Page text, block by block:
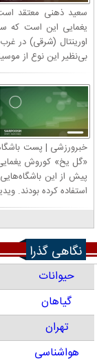
سعید ذهنی معتقد
یغمایی این است که
اورینتال (شرقی) در
بی‌نظیر این نوع از
خبرورزشی | پست
«گل یخ» کوروش
پیش از این
استفاده کرده بودند.
نگاهی گذرا
حیوانات
گیاهان
تهران
هواشناسی